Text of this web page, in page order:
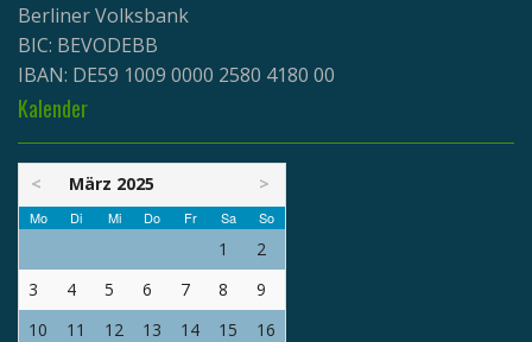
Berliner Volksbank
BIC: BEVODEBB
IBAN: DE59 1009 0000 2580 4180 00
Kalender
< März 2025 >
Mo Di Mi Do Fr Sa So
1
2
3
4 5 6 7 8
9
10
11 12 13 14 15
16